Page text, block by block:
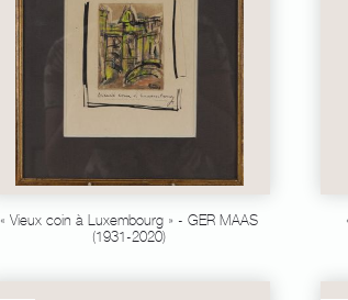
« Vieux coin à Luxembourg » - GER MAAS
(1931-2020)